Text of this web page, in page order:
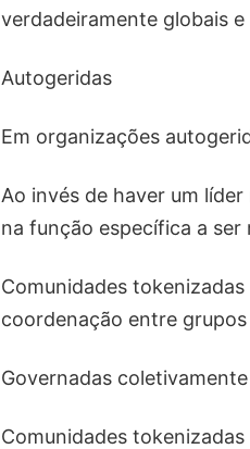
verdadeiramente globais
Autogeridas
Em organizações
Ao invés de haver um
na função específica a
Comunidades
coordenação entre
Governadas coletivamente
Comunidades